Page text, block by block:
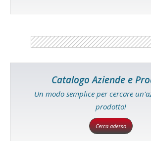
Catalogo Aziende e
Un modo semplice per cercare
prodotto!
Cerca adesso